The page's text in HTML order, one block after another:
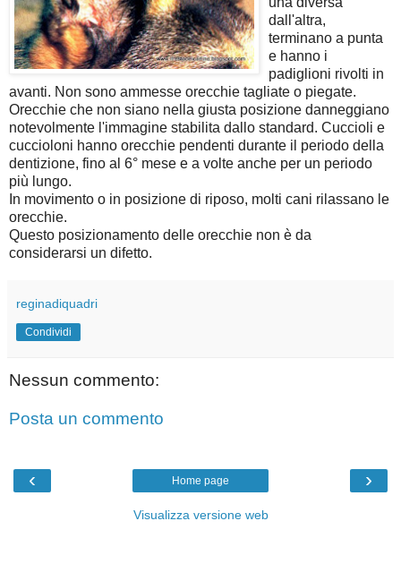
dall'altra,
terminano a punta
e hanno i
padiglioni rivolti in
avanti. Non sono ammesse orecchie tagliate o piegate.
Orecchie che non siano nella giusta posizione danneggiano
notevolmente l'immagine stabilita dallo standard. Cuccioli e
cuccioloni hanno orecchie pendenti durante il periodo della
dentizione, fino al 6° mese e a volte anche per un periodo
più lungo.
In movimento o in posizione di riposo, molti cani rilassano le
orecchie.
Questo posizionamento delle orecchie non è da
considerarsi un difetto.
reginadiquadri
Condividi
Nessun commento:
Posta un commento
‹ ›
Home page
Visualizza versione web